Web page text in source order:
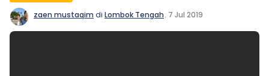
zaen mustaqim di Lombok Tengah. 7 Jul 2019